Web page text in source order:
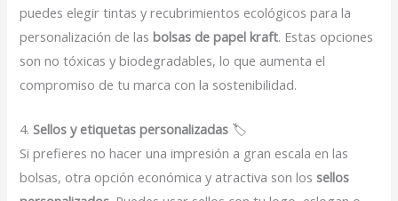
puedes elegir tintas y recubrimientos ecológicos para la
personalización de lasbolsas de papel kraft. Estas opciones
son no tóxicas y biodegradables, lo que aumenta el
compromiso de tu marca con la sostenibilidad.
4.Sellos y etiquetas personalizadas 🏷️
Si prefieres no hacer una impresión a gran escala en las
bolsas, otra opción económica y atractiva son lossellos